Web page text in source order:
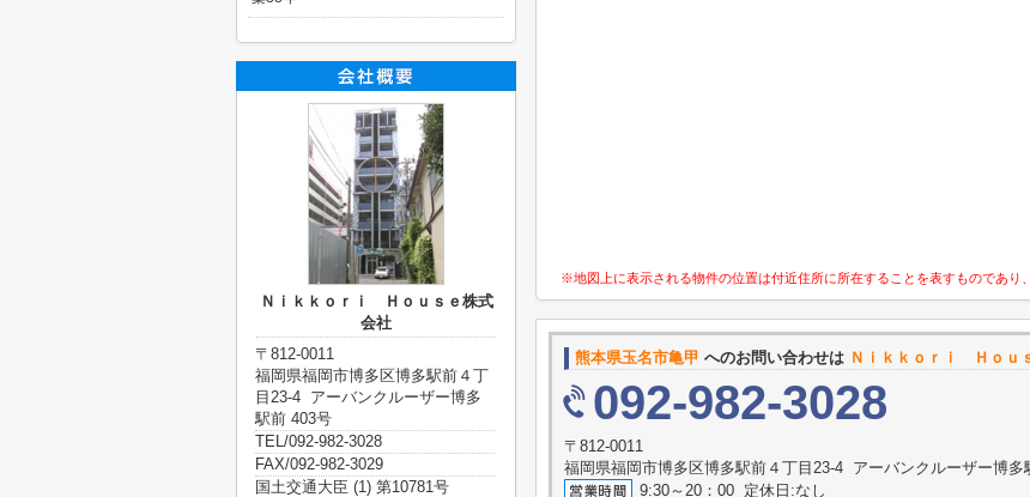
※地図上に表示される物件の位置は付近住所に所在することを表すものであり
熊本県玉名市亀甲 へのお問い合わせは Ｎｉｋｋｏｒｉ Ｈｏｕ
092-982-3028
〒812-0011
福岡県福岡市博多区博多駅前４丁目23-4 アーバンクルーザー博多
9:30～20：00 定休日:なし
Ｎｉｋｋｏｒｉ Ｈｏｕｓｅ株式
会社
〒812-0011
福岡県福岡市博多区博多駅前４丁
目23-4 アーバンクルーザー博多
駅前 403号
TEL/092-982-3028
FAX/092-982-3029
国土交通大臣 (1) 第10781号